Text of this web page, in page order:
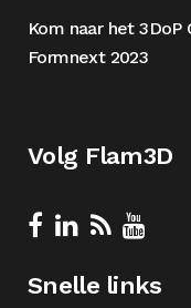
Kom naar het
Formnext 2023
Volg Flam3D
Snelle links